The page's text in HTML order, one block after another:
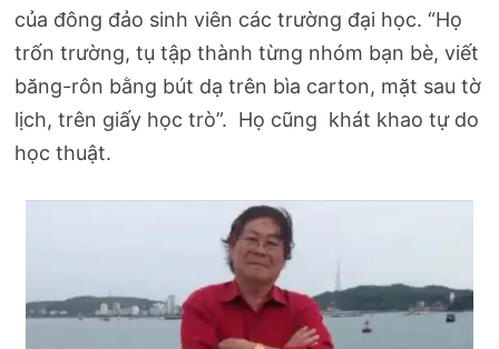
của đông đảo sinh viên các trường đại học. “Họ
trốn trường, tụ tập thành từng nhóm bạn bè, viết
băng-rôn bằng bút dạ trên bìa carton, mặt sau tờ
lịch, trên giấy học trò”. Họ cũng khát khao tự do
học thuật.